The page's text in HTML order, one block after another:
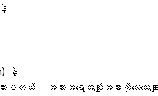
နဲ့
ါတယ်။ အသားအရေအမျိုးအစားကိုသေသေချ